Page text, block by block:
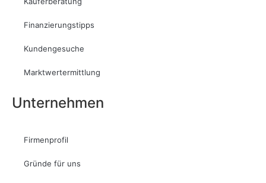
Finanzierungstipps
Kundengesuche
Marktwertermittlung
Unternehmen
Firmenprofil
Gründe für uns